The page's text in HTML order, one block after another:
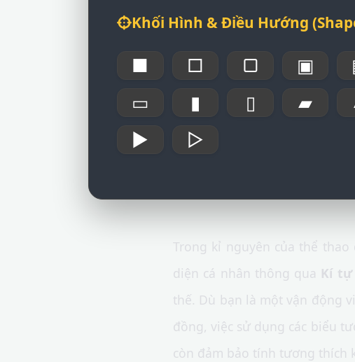
Khối Hình & Điều Hướng
■ □ ▢ ▣
▭
▮ ▯ ▰
►
▻
Trong kỉ nguyên của thể
diện cá nhân thông qua Kí tự
thế. Dù bạn là một vận động
đồng, việc sử dụng các biểu
còn đảm bảo tính tương thích